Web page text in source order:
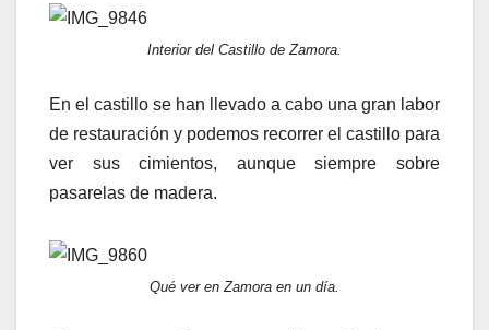
Interior del Castillo de Zamora.
En el castillo se han llevado a cabo una gran labor
de restauración y podemos recorrer el castillo para
ver sus cimientos, aunque siempre sobre
pasarelas de madera.
Qué ver en Zamora en un día.